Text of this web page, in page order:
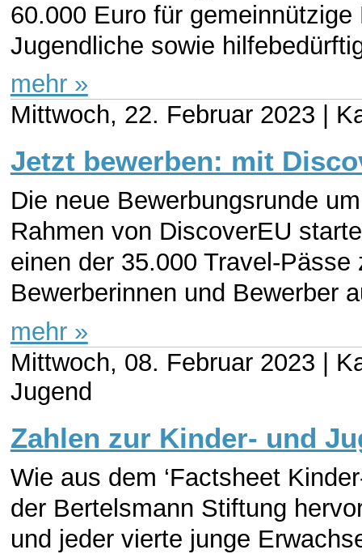
60.000 Euro für
Jugendliche sowie
mehr »
Mittwoch, 22. Februar 2023 |
Jetzt bewerben: mit
Die neue Bewerbungsrunde
Rahmen von DiscoverEU
einen der 35.000 Travel-
Bewerberinnen und Bewerber
mehr »
Mittwoch, 08. Februar 2023 |
Jugend
Zahlen zur Kinder- und
Wie aus dem ‘Factsheet
der Bertelsmann Stiftung
und jeder vierte junge